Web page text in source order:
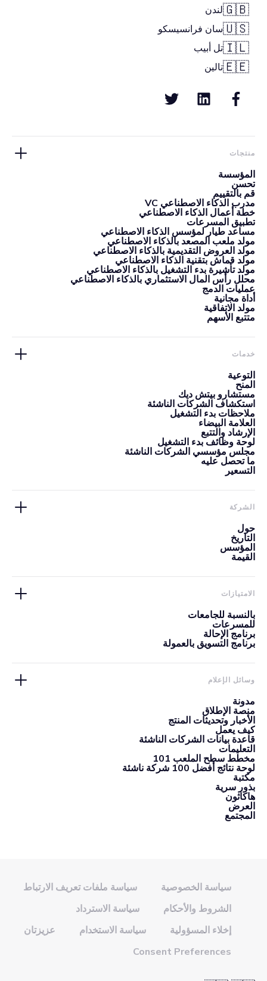
🇬🇧لندن
🇺🇸سان فرانسيسكو
🇮🇱تل أبيب
🇪🇪تالين
منتجات
المؤسسة
تحسن
قم بالتقييم
مدرب الذكاء الاصطناعي VC
خطة أعمال الذكاء الاصطناعي
تطبيق المسرعات
مساعد طيار لمؤسس الذكاء الاصطناعي
مولد ملعب المصعد بالذكاء الاصطناعي
مولد العروض التقديمية بالذكاء الاصطناعي
مولد قماش بتقنية الذكاء الاصطناعي
مولد تأشيرة بدء التشغيل بالذكاء الاصطناعي
محلل رأس المال الاستثماري بالذكاء الاصطناعي
عمليات الدمج
أداة مجانية
مولد الاتفاقية
متتبع الأسهم
خدمات
التوعية
المنح
مستشارو بيتش ديك
استكشاف الشركات الناشئة
ملاحظات بدء التشغيل
العلامة البيضاء
الإرشاد والتتبع
لوحة وظائف بدء التشغيل
مجلس مؤسسي الشركات الناشئة
ما تحصل عليه
التسعير
الشركة
حول
التاريخ
المؤسس
القيمة
الامتيازات
بالنسبة للجامعات
للمسرعات
برنامج الإحالة
برنامج التسويق بالعمولة
وسائل الإعلام
مدونة
منصة الإطلاق
الأخبار وتحديثات المنتج
كيف يعمل
قاعدة بيانات الشركات الناشئة
التعليمات
مخطط سطح الملعب 101
لوحة نتائج أفضل 100 شركة ناشئة
مكتبة
بذور سرية
هاكاثون
العرض
المجتمع
سياسة الخصوصية
سياسة ملفات تعريف الارتباط
الشروط والأحكام
سياسة الاسترداد
إخلاء المسؤولية
سياسة الاستخدام
عزيزتان
Consent Preferences